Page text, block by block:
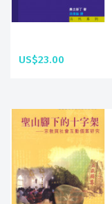
US$23.00